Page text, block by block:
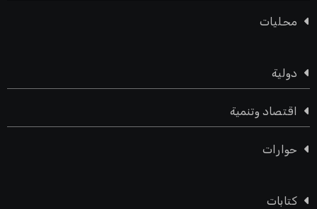
محليات
دولية
اقتصاد وتنمية
حوارات
كتابات